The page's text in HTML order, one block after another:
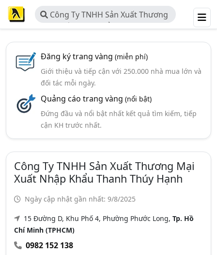
Công Ty TNHH Sản Xuất Thương
Mại Xuất Nhập Khẩu Thanh Thúy
Đăng ký trang vàng (miễn phí)
Giới thiệu và tiếp cận với 250.000 nhà mua lớn và
đối tác mỗi ngày.
Quảng cáo trang vàng (nổi bật)
Đứng đầu và nổi bật nhất kết quả tìm kiếm, tiếp
cận KH trước nhất.
Công Ty TNHH Sản Xuất Thương Mại
Xuất Nhập Khẩu Thanh Thúy Hạnh
Ngày cập nhật gần nhất: 9/8/2025
15 Đường D, Khu Phố 4, Phường Phước Long, Tp. Hồ
Chí Minh (TPHCM)
0982 152 138